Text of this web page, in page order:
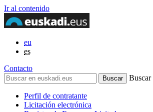
Ir al contenido
eu
es
Contacto
Buscar
Perfil de contratante
Licitación electrónica